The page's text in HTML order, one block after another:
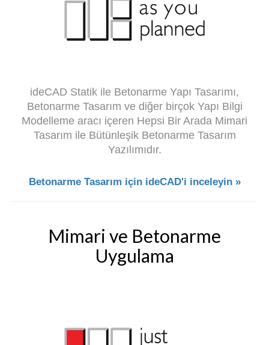
ideCAD Statik ile Betonarme Yapı Tasarımı,
Betonarme Tasarım ve diğer birçok Yapı Bilgi
Modelleme aracı içeren Hepsi Bir Arada Mimari
Tasarım ile Bütünleşik Betonarme Tasarım
Yazılımıdır.
Betonarme Tasarım için ideCAD'i inceleyin »
Mimari ve Betonarme
Uygulama